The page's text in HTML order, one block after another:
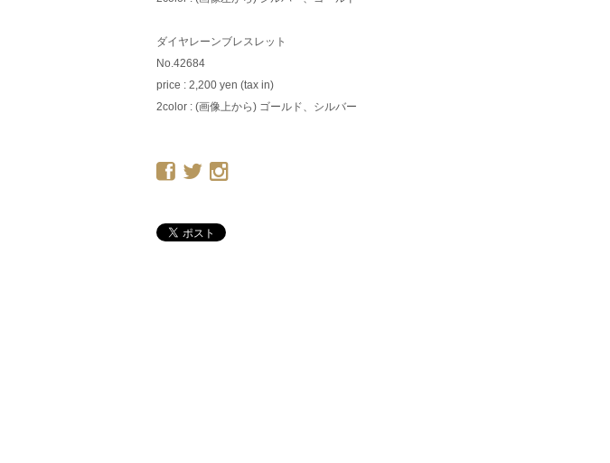
ダイヤレーンブレスレット
No.42684
price : 2,200 yen (tax in)
2color : (画像上から) ゴールド、シルバー